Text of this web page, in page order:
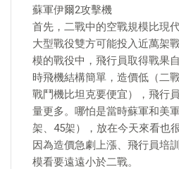
蘇軍伊爾2攻擊機
首先，二戰中的空戰規模比現
大型戰役雙方可能投入近萬架
模的戰役中，飛行員取得戰果
時飛機結構簡單，造價低（二
戰鬥機比坦克要便宜），飛行
量更多。哪怕是當時蘇軍和美
架、45架），放在今天來看也
因為造價急劇上漲、飛行員培
模看要遠遠小於二戰。